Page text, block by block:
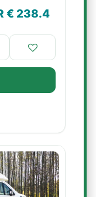
238.4
€ EUR